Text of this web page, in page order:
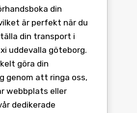
din
är perfekt när du
din transport i
uddevalla göteborg.
göra din
genom att ringa oss,
webbplats eller
dedikerade